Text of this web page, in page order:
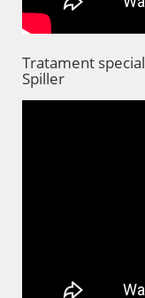
Tratament
Spiller